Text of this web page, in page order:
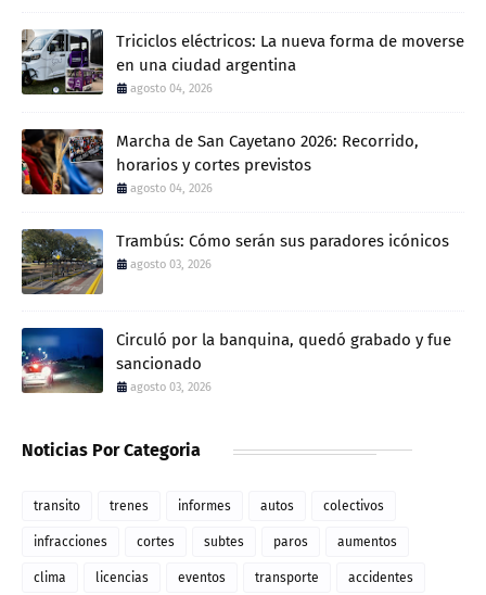
Triciclos eléctricos: La nueva forma de moverse
en una ciudad argentina
agosto 04, 2026
Marcha de San Cayetano 2026: Recorrido,
horarios y cortes previstos
agosto 04, 2026
Trambús: Cómo serán sus paradores icónicos
agosto 03, 2026
Circuló por la banquina, quedó grabado y fue
sancionado
agosto 03, 2026
Noticias Por Categoria
transito trenes informes autos colectivos
infracciones cortes subtes paros aumentos
clima licencias eventos transporte accidentes